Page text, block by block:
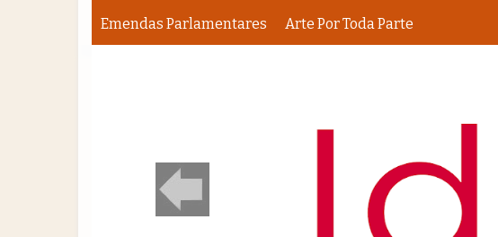
Emendas Parlamentares Arte Por Toda Parte